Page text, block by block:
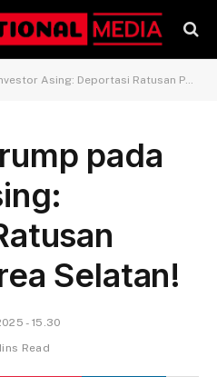
Deportasi Ratusan Pekerja Korea Selatan!
pada
Selatan!
- 15.30
Read